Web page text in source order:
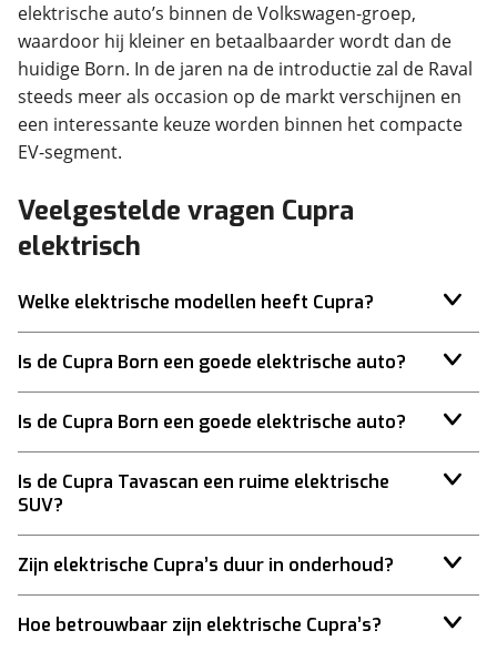
elektrische auto’s binnen de Volkswagen-groep,
waardoor hij kleiner en betaalbaarder wordt dan de
huidige Born. In de jaren na de introductie zal de Raval
steeds meer als occasion op de markt verschijnen en
een interessante keuze worden binnen het compacte
EV-segment.
Veelgestelde vragen Cupra
elektrisch
Welke elektrische modellen heeft Cupra?
Is de Cupra Born een goede elektrische auto?
Is de Cupra Born een goede elektrische auto?
Is de Cupra Tavascan een ruime elektrische
SUV?
Zijn elektrische Cupra’s duur in onderhoud?
Hoe betrouwbaar zijn elektrische Cupra’s?